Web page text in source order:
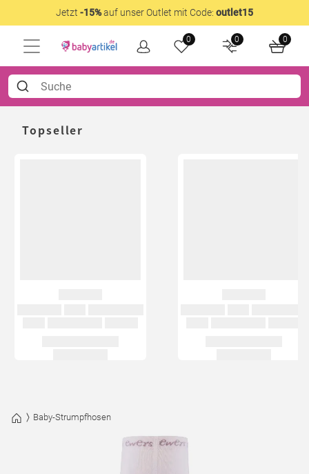
Jetzt -15%auf unser Outlet mit Code: outlet15
0 0 0
Topseller
Baby-Strumpfhosen